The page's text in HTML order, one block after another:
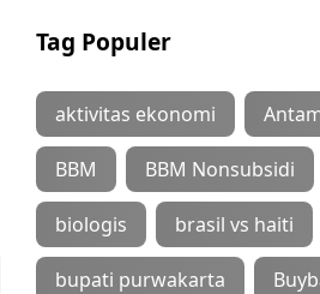
Tag Populer
aktivitas ekonomi
BBM BBM Nonsubsidi
biologis brasil vs haiti
bupati purwakarta